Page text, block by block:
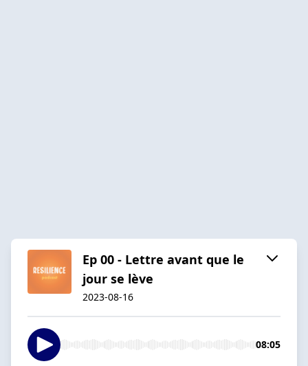
Ep 00 - Lettre avant que le
jour se lève
2023-08-16
08:05